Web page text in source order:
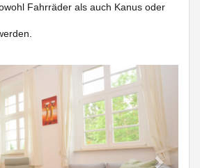
Fahrräder als auch Kanus oder